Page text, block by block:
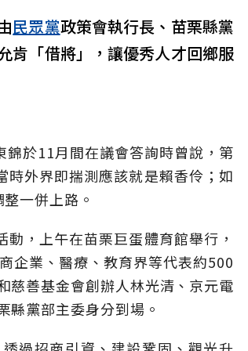
民眾黨政策會執行長、苗栗縣黨
肯「借將」，讓優秀人才回鄉服
於11月間在議會答詢時曾說，第
外界即揣測應該就是賴香伶；如
一併上路。
，上午在苗栗巨蛋體育館舉行，
企業、醫療、教育界等代表約500
慈善基金會創辦人林光清、京元電
縣黨部主委身分到場。